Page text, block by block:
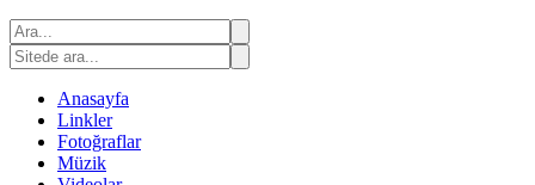
Anasayfa
Linkler
Fotoğraflar
Müzik